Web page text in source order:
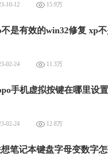
10-12 15.9万
是有效的win32修复 xp
02-24 11.3万
手机虚拟按键在哪里设
02-24 12.8万
笔记本键盘字母变数字